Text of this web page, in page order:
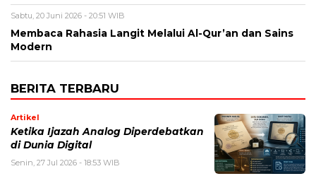
Sabtu, 20 Juni 2026 - 20:51 WIB
Membaca Rahasia Langit Melalui Al-Qur’an dan Sains
Modern
BERITA TERBARU
Artikel
Ketika Ijazah Analog Diperdebatkan
di Dunia Digital
Senin, 27 Jul 2026 - 18:53 WIB